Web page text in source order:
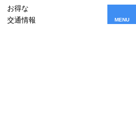
お得な
交通情報
MENU